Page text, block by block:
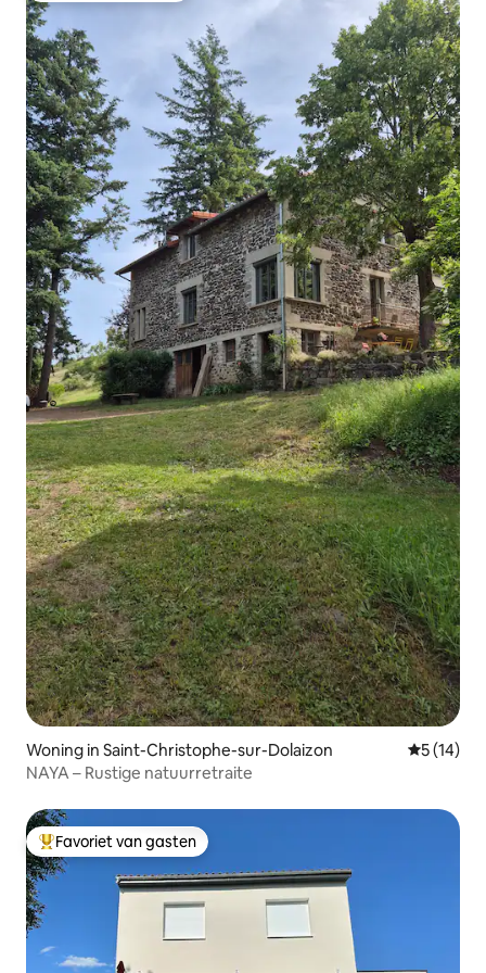
Woning in Saint-Christophe-sur-Dolaizon
5 (14)
NAYA – Rustige natuurretraite
Topfavoriet van gasten
Favoriet van gasten